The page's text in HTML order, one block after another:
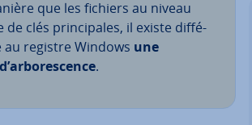
que les fichiers au niveau
de clés prin­ci­pales, il existe dif­fé­
au registre Windows une
.